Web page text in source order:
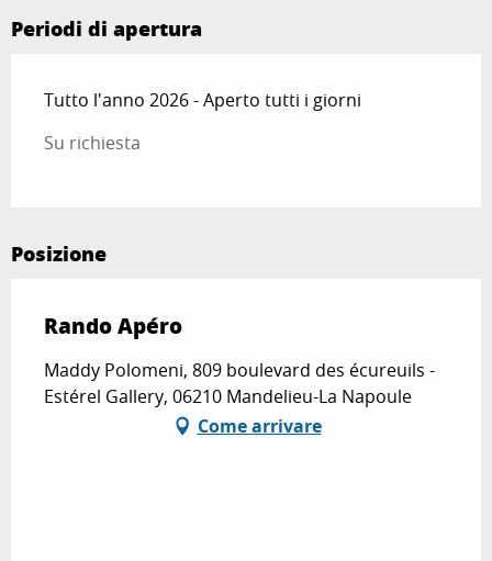
Periodi di apertura
Tutto l'anno 2026 - Aperto tutti i giorni
Su richiesta
Posizione
Rando Apéro
Maddy Polomeni, 809 boulevard des écureuils -
Estérel Gallery, 06210 Mandelieu-La Napoule
Come arrivare